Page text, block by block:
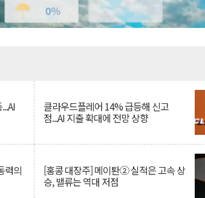
클라우드플레어 14% 급등해 신고
점...AI 지출 확대에 전망 상향
력의 [홍콩 대장주] 메이퇀② 실적은 고속 상
승, 밸류는 역대 저점